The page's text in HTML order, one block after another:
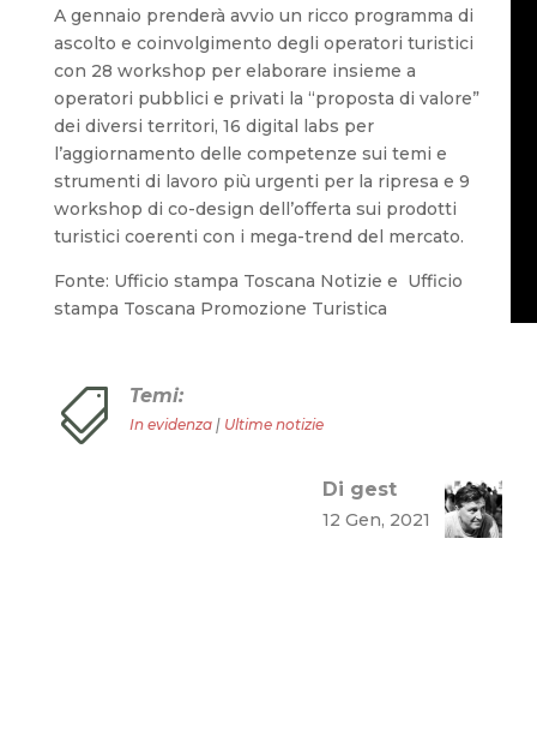
A gennaio prenderà avvio un ricco programma di
ascolto e coinvolgimento degli operatori turistici
con 28 workshop per elaborare insieme a
operatori pubblici e privati la “proposta di valore”
dei diversi territori, 16 digital labs per
l’aggiornamento delle competenze sui temi e
strumenti di lavoro più urgenti per la ripresa e 9
workshop di co-design dell’offerta sui prodotti
turistici coerenti con i mega-trend del mercato.
Fonte: Ufficio stampa Toscana Notizie e Ufficio
stampa Toscana Promozione Turistica
 Temi:
In evidenza| Ultime notizie
Di gest
12 Gen, 2021